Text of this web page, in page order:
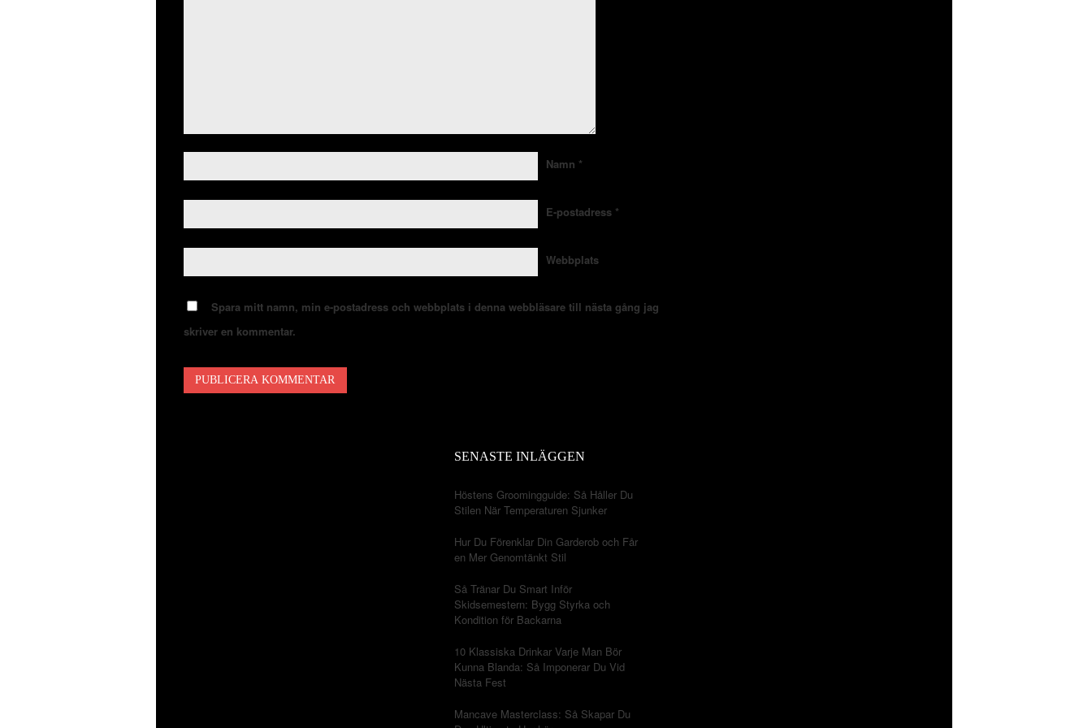
Namn *
E-postadress *
Webbplats
Spara mitt namn, min e-postadress och webbplats i denna webbläsare till nästa gång jag
skriver en kommentar.
SENASTE INLÄGGEN
Höstens Groomingguide: Så Håller Du
Stilen När Temperaturen Sjunker
Hur Du Förenklar Din Garderob och Får
en Mer Genomtänkt Stil
Så Tränar Du Smart Inför
Skidsemestern: Bygg Styrka och
Kondition för Backarna
10 Klassiska Drinkar Varje Man Bör
Kunna Blanda: Så Imponerar Du Vid
Nästa Fest
Mancave Masterclass: Så Skapar Du